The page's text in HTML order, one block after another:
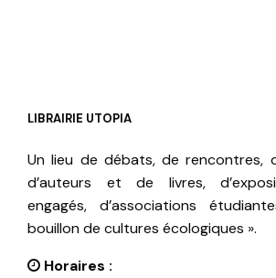
LIBRAIRIE UTOPIA
Un lieu de débats, de rencontres,
d’auteurs et de livres,
engagés, d’associations
bouillon de cultures écologiques ».
Horaires :